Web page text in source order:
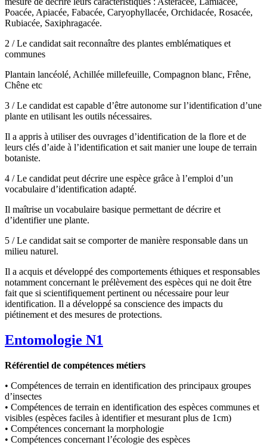
Poacée, Apiacée, Fabacée, Caryophyllacée, Orchidacée, Rosacée,
Rubiacée, Saxiphragacée.
2 / Le candidat sait reconnaître des plantes emblématiques et
communes
Plantain lancéolé, Achillée millefeuille, Compagnon blanc, Frêne,
Chêne etc
3 / Le candidat est capable d’être autonome sur l’identification d’une
plante en utilisant les outils nécessaires.
Il a appris à utiliser des ouvrages d’identification de la flore et de
leurs clés d’aide à l’identification et sait manier une loupe de terrain
botaniste.
4 / Le candidat peut décrire une espèce grâce à l’emploi d’un
vocabulaire d’identification adapté.
Il maîtrise un vocabulaire basique permettant de décrire et
d’identifier une plante.
5 / Le candidat sait se comporter de manière responsable dans un
milieu naturel.
Il a acquis et développé des comportements éthiques et responsables
notamment concernant le prélèvement des espèces qui ne doit être
fait que si scientifiquement pertinent ou nécessaire pour leur
identification. Il a développé sa conscience des impacts du
piétinement et des mesures de protections.
Entomologie N1
Référentiel de compétences métiers
• Compétences de terrain en identification des principaux groupes
d’insectes
• Compétences de terrain en identification des espèces communes et
visibles (espèces faciles à identifier et mesurant plus de 1cm)
• Compétences concernant la morphologie
• Compétences concernant l’écologie des espèces